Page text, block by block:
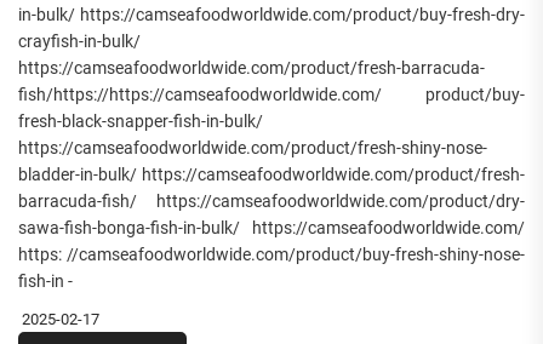
in-bulk/ https://camseafoodworldwide.com/product/buy-fresh-dry-
crayfish-in-bulk/
https://camseafoodworldwide.com/product/fresh-barracuda-
fish/https://https://camseafoodworldwide.com/ product/buy-
fresh-black-snapper-fish-in-bulk/
https://camseafoodworldwide.com/product/fresh-shiny-nose-
bladder-in-bulk/ https://camseafoodworldwide.com/product/fresh-
barracuda-fish/ https://camseafoodworldwide.com/product/dry-
sawa-fish-bonga-fish-in-bulk/ https://camseafoodworldwide.com/
https: //camseafoodworldwide.com/product/buy-fresh-shiny-nose-
fish-in -
2025-02-17